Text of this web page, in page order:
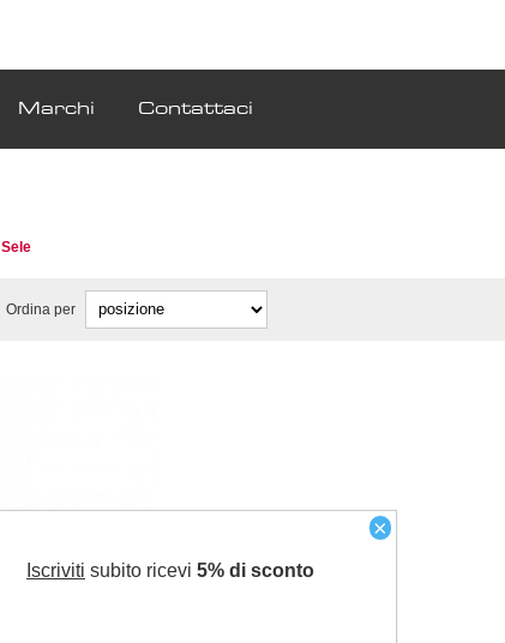
Marchi Contattaci
Sele
Ordina per
×
Iscriviti subito ricevi 5% di sconto